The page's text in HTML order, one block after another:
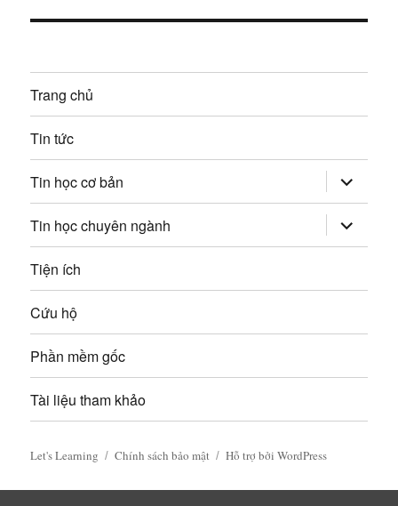
b
à
i
v
i
ế
t
i
p
:Trang chủ
Tin tức
Tin học cơ bản mở
rộng
trình
đơn
con
Tin học chuyên ngành mở
rộng
trình
Tiện ích
Cứu hộ
Phần mềm gốc
Tài liệu tham khảo
Let's Learning Chính sách bảo mật Hỗ trợ bởi WordPress